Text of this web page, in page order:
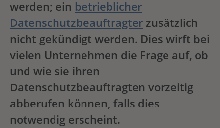
werden; ein betrieblicher
Datenschutzbeauftragter zusätzlich
nicht gekündigt werden. Dies wirft bei
vielen Unternehmen die Frage auf, ob
und wie sie ihren
Datenschutzbeauftragten vorzeitig
abberufen können, falls dies
notwendig erscheint.